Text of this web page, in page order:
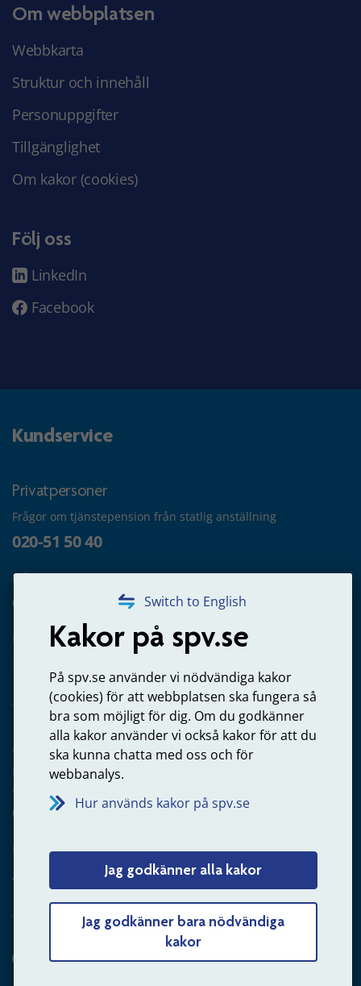
Switch to English
Kakor på spv.se
På spv.se använder vi nödvändiga kakor
(cookies) för att webbplatsen ska fungera så
bra som möjligt för dig. Om du godkänner
alla kakor använder vi också kakor för att du
ska kunna chatta med oss och för
webbanalys.
Hur används kakor på spv.se
Jag godkänner alla kakor
Jag godkänner bara nödvändiga
kakor
Om webbplatsen
Webbkarta
Struktur och innehåll
Personuppgifter
Tillgänglighet
Om kakor (cookies)
Följ oss
LinkedIn
Facebook
Kundservice
Privatpersoner
Frågor om tjänstepension från statlig anställning
020-51 50 40
Frågor om utbetalning
020-65 00 65
Kontakta oss
Arbetsgivare
Frågor om administration av tjänstepension från statlig
anställning
060-18 75 03
Kontakta oss
Arbetsgivare – skicka mejl till oss
Hitta svaret på din fråga